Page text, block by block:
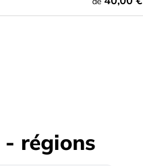
régions